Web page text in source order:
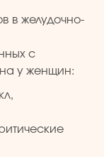
в желудочно-
с
у женщин: